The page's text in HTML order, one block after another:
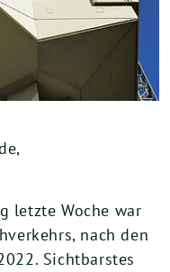
letzte Woche war
nach den
Sichtbarstes